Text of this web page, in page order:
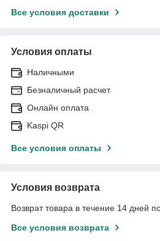
Все условия доставки
Условия оплаты
Наличными
Безналичный расчет
Онлайн оплата
Kaspi QR
Все условия оплаты
Условия возврата
Возврат товара в течение 14 дней
Все условия возврата